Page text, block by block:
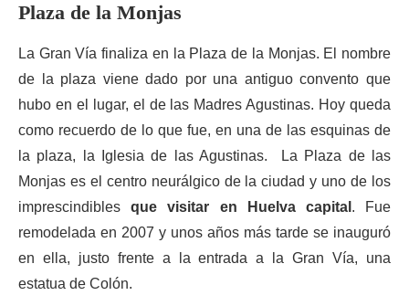
Plaza de la Monjas
La Gran Vía finaliza en la Plaza de la Monjas. El nombre
de la plaza viene dado por una antiguo convento que
hubo en el lugar, el de las Madres Agustinas. Hoy queda
como recuerdo de lo que fue, en una de las esquinas de
la plaza, la Iglesia de las Agustinas. La Plaza de las
Monjas es el centro neurálgico de la ciudad y uno de los
imprescindiblesque visitar en Huelva capital . Fue
remodelada en 2007 y unos años más tarde se inauguró
en ella, justo frente a la entrada a la Gran Vía, una
estatua de Colón.